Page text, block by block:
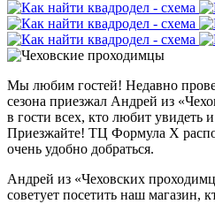
Мы любим гостей! Недавно
сезона приезжал Андрей из
в гости всех, кто любит увидеть
Приезжайте! ТЦ Формула Х
очень удобно добраться.
Андрей из «Чеховских
советует посетить наш магазин,